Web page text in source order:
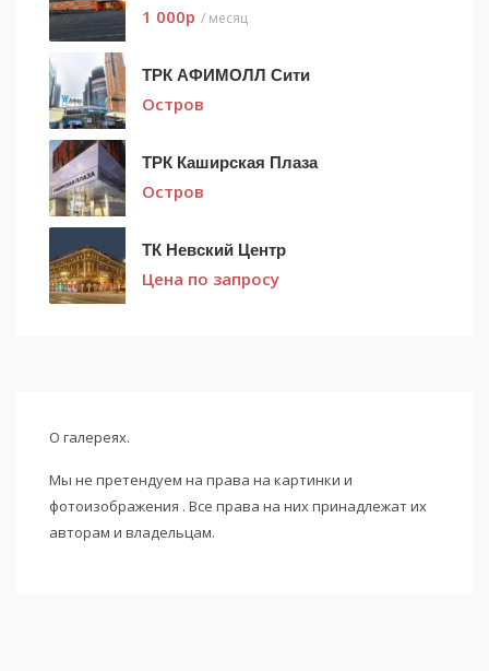
1 000p / месяц
ТРК АФИМОЛЛ Сити
Остров
ТРК Каширская Плаза
Остров
ТК Невский Центр
Цена по запросу
О галереях.
Мы не претендуем на права на картинки и
фотоизображения . Все права на них принадлежат их
авторам и владельцам.